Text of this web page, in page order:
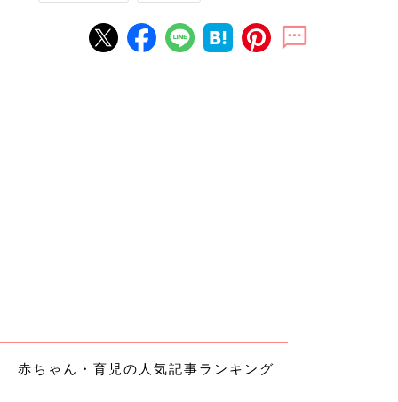
赤ちゃん・育児の人気記事ランキング